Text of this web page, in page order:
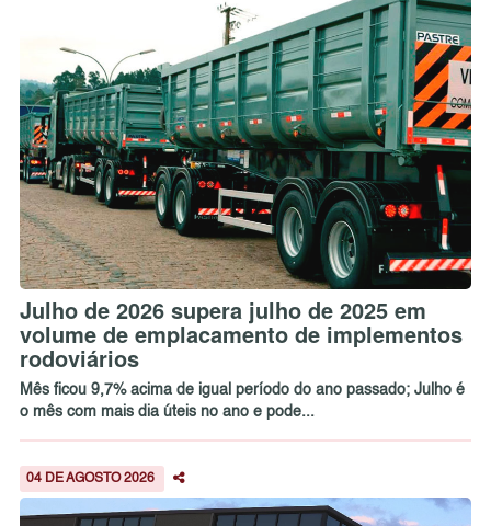
Julho de 2026 supera julho de 2025 em
volume de emplacamento de implementos
rodoviários
Mês ficou 9,7% acima de igual período do ano passado; Julho é
o mês com mais dia úteis no ano e pode...
04 DE AGOSTO 2026